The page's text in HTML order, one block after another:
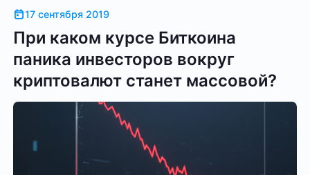
17 сентября 2019
При каком курсе Биткоина
паника инвесторов вокруг
криптовалют станет массовой?